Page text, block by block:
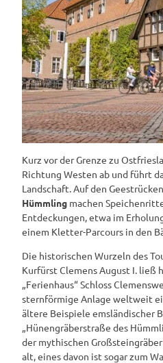
Kurz vor der Grenze zu
Richtung Westen ab und führt
Landschaft. Auf den
Hümmling machen
Entdeckungen, etwa im
einem Kletter-Parcours in den
Die historischen Wurzeln des
Kurfürst Clemens August I. ließ
„Ferienhaus“ Schloss
sternförmige Anlage weltweit
ältere Beispiele emsländischer
„Hünengräberstraße des
der mythischen
alt, eines davon ist sogar zum